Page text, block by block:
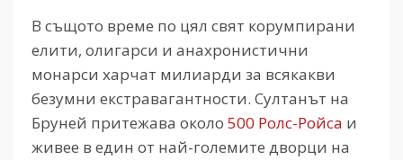
В същото време по цял свят корумпирани
елити, олигарси и анахронистични
монарси харчат милиарди за всякакви
безумни екстравагантности. Султанът на
Бруней притежава около 500 Ролс-Ройса и
живее в един от най-големите дворци на